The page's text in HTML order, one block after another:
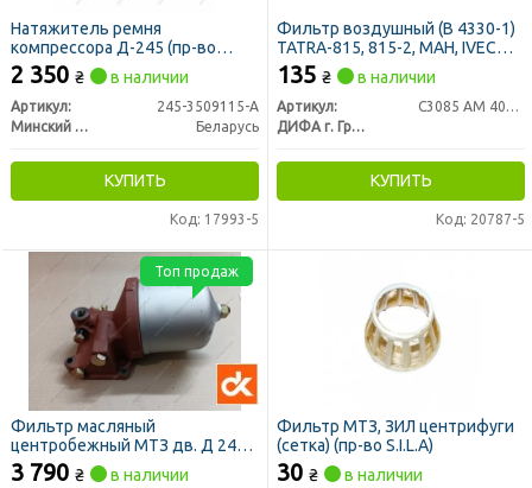
Натяжитель ремня
компрессора Д-245 (пр-во
ММЗ)
2 350 ₴ в наличии
Артикул:
245-3509115-А
Минский Моторный Завод
Беларусь
КУПИТЬ
Код: 17993-5
Фильтр воздушный (В 4330-1)
TATRA-815, 815-2, MAH, IVECO,
MERCEDES - груз (пр-во ДИФА)
135 ₴ в наличии
Артикул:
С3085 AM 401/1
ДИФА г. Гродно
КУПИТЬ
Код: 20787-5
Фильтр масляный
центробежный МТЗ дв. Д 240,
Д 243 (центрифуга) (ДК)
3 790 ₴ в наличии
Топ продаж
Фильтр МТЗ, ЗИЛ центрифуги
(сетка) (пр-во S.I.L.A)
30 ₴ в наличии